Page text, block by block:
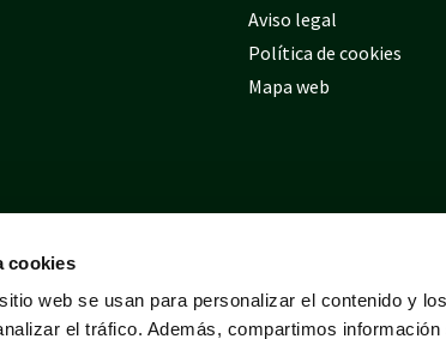
cookies
web se usan para personalizar el contenido y
el tráfico. Además, compartimos información
Aviso legal
Política de cookies
Mapa web